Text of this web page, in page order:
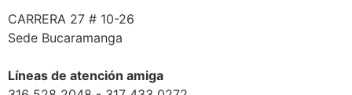
CARRERA 27 # 10-26
Sede Bucaramanga
Líneas de atención amiga